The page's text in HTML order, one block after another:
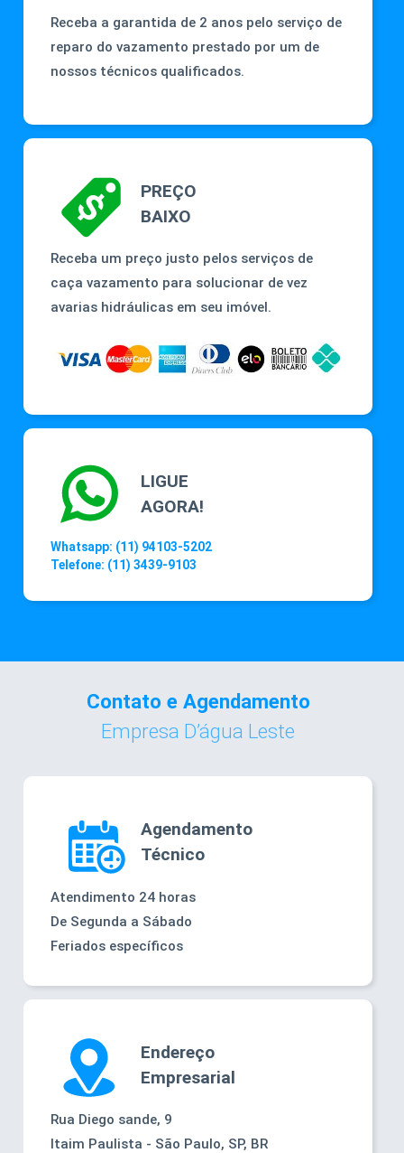
Receba a garantida de 2 anos pelo serviço de
reparo do vazamento prestado por um de
nossos técnicos qualificados.
PREÇO
BAIXO
Receba um preço justo pelos serviços de
caça vazamento para solucionar de vez
avarias hidráulicas em seu imóvel.
LIGUE
AGORA!
Whatsapp: (11) 94103-5202
Telefone: (11) 3439-9103
Contato e Agendamento
Empresa D’água Leste
Agendamento
Técnico
Atendimento 24 horas
De Segunda a Sábado
Feriados específicos
Endereço
Empresarial
Rua Diego sande, 9
Itaim Paulista - São Paulo, SP, BR